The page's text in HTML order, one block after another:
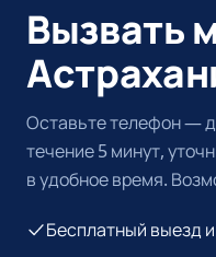
Вызвать
Оставьте телефон —
течение 5 минут,
в удобное время.
Бесплатный выезд